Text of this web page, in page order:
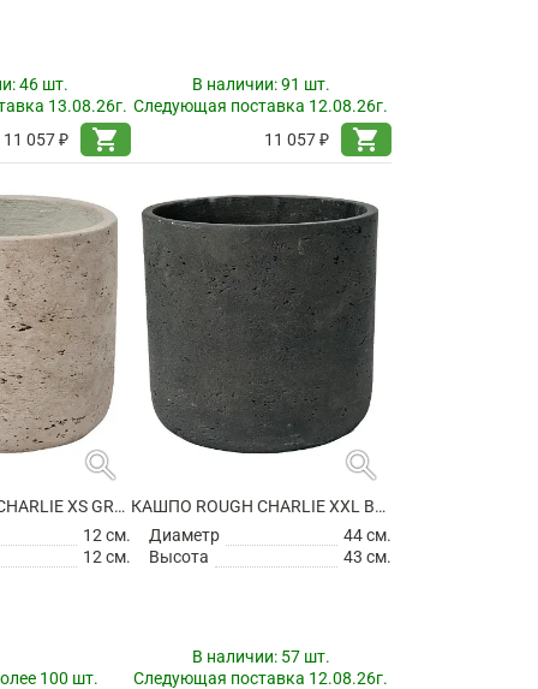
46 шт.
13.08.26г.
11 057 ₽
shopping_cart
В наличии:91 шт.
Следующая поставка 12.08.26г.
11 057 ₽
shopping_cart
search
КАШПО ROUGH CHARLIE XS GREY WASHED
12 см.
12 см.
100 шт.
search
КАШПО ROUGH CHARLIE XXL BLACK WASHED
Диаметр
44 см.
Высота
43 см.
В наличии: 57 шт.
Следующая поставка 12.08.26г.